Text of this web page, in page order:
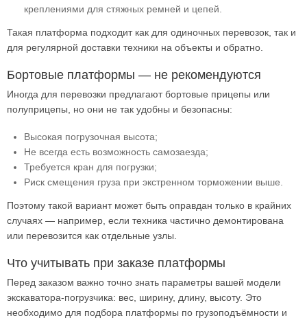
креплениями для стяжных ремней и цепей.
Такая платформа подходит как для одиночных перевозок, так и
для регулярной доставки техники на объекты и обратно.
Бортовые платформы — не рекомендуются
Иногда для перевозки предлагают бортовые прицепы или
полуприцепы, но они не так удобны и безопасны:
Высокая погрузочная высота;
Не всегда есть возможность самозаезда;
Требуется кран для погрузки;
Риск смещения груза при экстренном торможении выше.
Поэтому такой вариант может быть оправдан только в крайних
случаях — например, если техника частично демонтирована
или перевозится как отдельные узлы.
Что учитывать при заказе платформы
Перед заказом важно точно знать параметры вашей модели
экскаватора-погрузчика: вес, ширину, длину, высоту. Это
необходимо для подбора платформы по грузоподъёмности и